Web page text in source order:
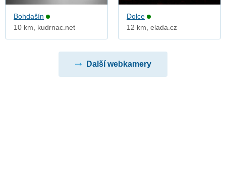
Bohdašín
10 km, kudrnac.net
Dolce
12 km, elada.cz
Další webkamery